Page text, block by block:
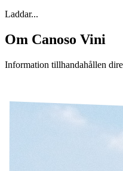
Laddar...
Om Canoso Vini
Information tillhandahållen